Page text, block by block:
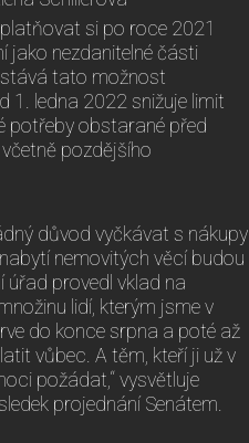
si po roce 2021
jako nezdanitelné části
tato možnost
1. ledna 2022 snižuje limit
potřeby obstarané před
pozdějšího
důvod vyčkávat s nákupy
nemovitých věcí budou
provedl vklad na
lidí, kterým jsme v
do konce srpna a poté až
vůbec. A těm, kteří ji už v
požádat,“ vysvětluje
projednání Senátem.